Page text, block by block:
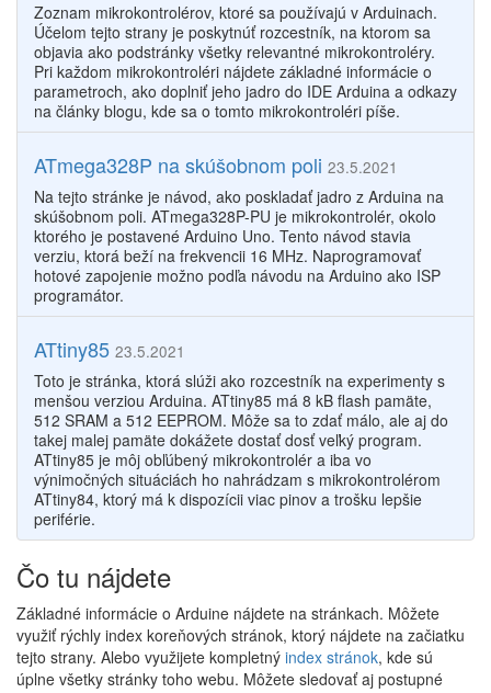
Zoznam mikrokontrolérov, ktoré sa používajú v Arduinach.
Účelom tejto strany je poskytnúť rozcestník, na ktorom sa
objavia ako podstránky všetky relevantné mikrokontroléry.
Pri každom mikrokontroléri nájdete základné informácie o
parametroch, ako doplniť jeho jadro do IDE Arduina a odkazy
na články blogu, kde sa o tomto mikrokontroléri píše.
ATmega328P na skúšobnom poli 23.5.2021
Na tejto stránke je návod, ako poskladať jadro z Arduina na
skúšobnom poli. ATmega328P-PU je mikrokontrolér, okolo
ktorého je postavené Arduino Uno. Tento návod stavia
verziu, ktorá beží na frekvencii 16 MHz. Naprogramovať
hotové zapojenie možno podľa návodu na Arduino ako ISP
programátor.
ATtiny85 23.5.2021
Toto je stránka, ktorá slúži ako rozcestník na experimenty s
menšou verziou Arduina. ATtiny85 má 8 kB flash pamäte,
512 SRAM a 512 EEPROM. Môže sa to zdať málo, ale aj do
takej malej pamäte dokážete dostať dosť veľký program.
ATtiny85 je môj obľúbený mikrokontrolér a iba vo
výnimočných situáciách ho nahrádzam s mikrokontrolérom
ATtiny84, ktorý má k dispozícii viac pinov a trošku lepšie
periférie.
Čo tu nájdete
Základné informácie o Arduine nájdete na stránkach. Môžete
využiť rýchly index koreňových stránok, ktorý nájdete na začiatku
tejto strany. Alebo využijete kompletný index stránok, kde sú
úplne všetky stránky toho webu. Môžete sledovať aj postupné